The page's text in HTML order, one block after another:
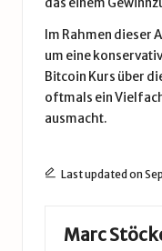
das einem
Im Rahmen dieser
um eine
Bitcoin Kurs über
oftmals ein
ausmacht.
Last updated on
Marc